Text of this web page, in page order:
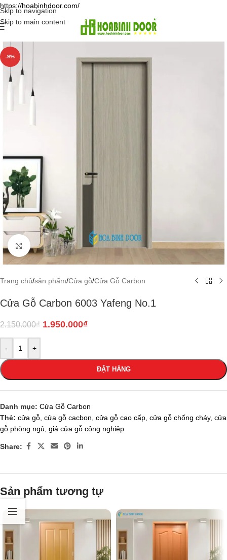
https://hoabinhdoor.com/
Skip to navigation
Skip to main content
-9%
Click to enlarge
Trang chủ/sản phẩm/Cửa gỗ/Cửa Gỗ Carbon
Cửa Gỗ Carbon 6003 Yafeng No.1
2.150.000₫ 1.950.000₫
- +
ĐẶT HÀNG
Danh mục: Cửa Gỗ Carbon
Thẻ: cửa gỗ cửa gỗ cacbon cửa gỗ cao cấp cửa gỗ chống cháy, cửa
gỗ phòng ngủ giá cửa gỗ công nghiệp
Share:
Sản phẩm tương tự